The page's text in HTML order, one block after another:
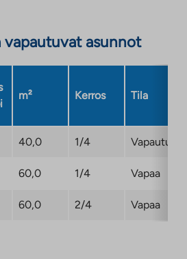
vapautuvat asunnot
m² Kerros Tila
40,0 1/4
60,0 1/4 Vapaa
60,0 2/4 Vapaa